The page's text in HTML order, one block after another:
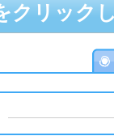
クリック